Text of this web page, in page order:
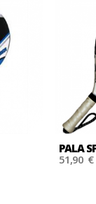
PALA
51,90 €